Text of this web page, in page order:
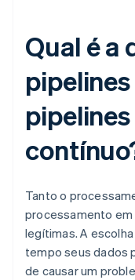
Qual é a
Tanto o
processamento
legítimas. A
tempo seus dados
de causar um